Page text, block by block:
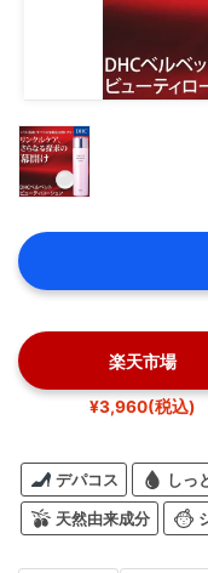
楽天市場
¥3,960(税込)
デパコス しっ
天然由来成分